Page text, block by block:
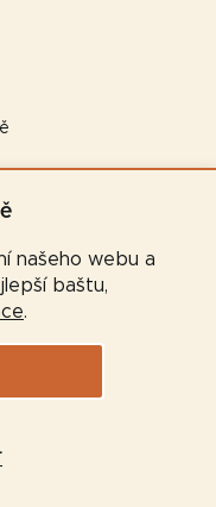
našeho webu a
baštu,
.